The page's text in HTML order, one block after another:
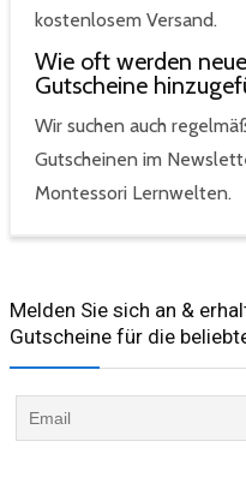
kostenlosem Versand.
Wie oft werden
Gutscheine
Wir suchen auch
Gutscheinen im
Montessori Lernwelten.
Melden Sie sich an &
Gutscheine für die